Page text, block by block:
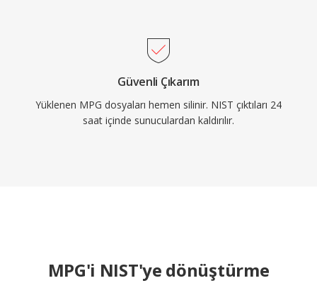
Güvenli Çıkarım
Yüklenen MPG dosyaları hemen silinir. NIST çıktıları 24
saat içinde sunuculardan kaldırılır.
MPG'i NIST'ye dönüştürme